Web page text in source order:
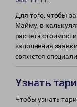
Для того, чтобы
Майму, в
расчета
заполнения
свяжется
Узнать
Чтобы узнать